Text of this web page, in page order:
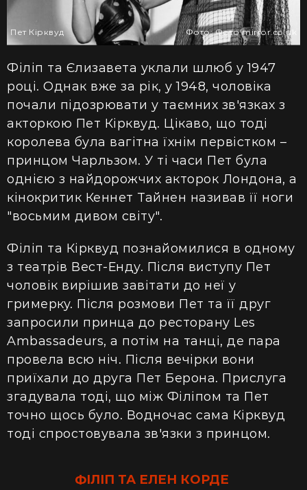
Пет Кірквуд Фото: Фото mirror.co.uk
Філіп та Єлизавета уклали шлюб у 1947
році. Однак вже за рік, у 1948, чоловіка
почали підозрювати у таємних зв'язках з
акторкою Пет Кірквуд. Цікаво, що тоді
королева була вагітна їхнім первістком –
принцом Чарльзом. У ті часи Пет була
однією з найдорожчих акторок Лондона, а
кінокритик Кеннет Тайнен називав її ноги
"восьмим дивом світу".
Філіп та Кірквуд познайомилися в одному
з театрів Вест-Енду. Після виступу Пет
чоловік вирішив завітати до неї у
гримерку. Після розмови Пет та її друг
запросили принца до ресторану Les
Ambassadeurs, а потім на танці, де пара
провела всю ніч. Після вечірки вони
приїхали до друга Пет Берона. Прислуга
згадувала тоді, що між Філіпом та Пет
точно щось було. Водночас сама Кірквуд
тоді спростовувала зв'язки з принцом.
ФІЛІП ТА ЕЛЕН КОРДЕ